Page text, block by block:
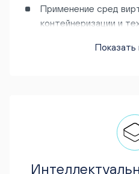
Применение сред
контейнеризации и
РазвертываниеПоказать